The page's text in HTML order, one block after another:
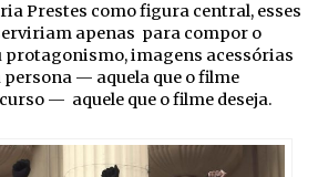
Prestes como figura central, esses
apenas para compor o
protagonismo, imagens acessórias
persona — aquela que o filme
— aquele que o filme deseja.